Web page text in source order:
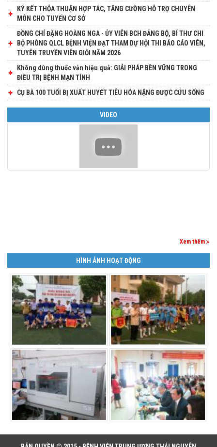
KÝ KẾT THỎA THUẬN HỢP TÁC, TĂNG CƯỜNG HỖ TRỢ CHUYÊN
MÔN CHO TUYẾN CƠ SỞ
ĐỒNG CHÍ ĐẶNG HOÀNG NGA - ỦY VIÊN BCH ĐẢNG BỘ, BÍ THƯ CHI
BỘ PHÒNG QLCL BỆNH VIỆN ĐẠT THAM DỰ HỘI THI BÁO CÁO VIÊN,
TUYÊN TRUYỀN VIÊN GIỎI NĂM 2026
Không dùng thuốc vẫn hiệu quả: GIẢI PHÁP BỀN VỮNG TRONG
ĐIỀU TRỊ BỆNH MẠN TÍNH
CỤ BÀ 100 TUỔI BỊ XUẤT HUYẾT TIÊU HÓA NẶNG ĐƯỢC CỨU SỐNG
VIDEO
Xem thêm
HÌNH ẢNH HOẠT ĐỘNG